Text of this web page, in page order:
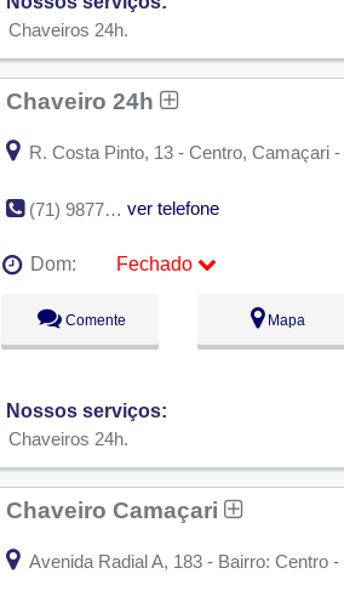
Chaveiros 24h
Chaveiro 24h
R. Costa Pinto, 13 - Centro, Camaçari
(71) 98771-3108 ver telefone
Dom:
Fechado
09:00 - 18:00
Qua:
09:00 - 18:00
Sáb:
Fechado
Dom:
Fechado
Comente Mapa
Nossos serviços:
Chaveiros 24h
Chaveiro Camaçari
Avenida Radial A, 183 - Bairro: Centro